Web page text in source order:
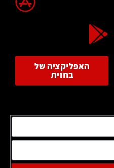
האפליקציה של
בחזית